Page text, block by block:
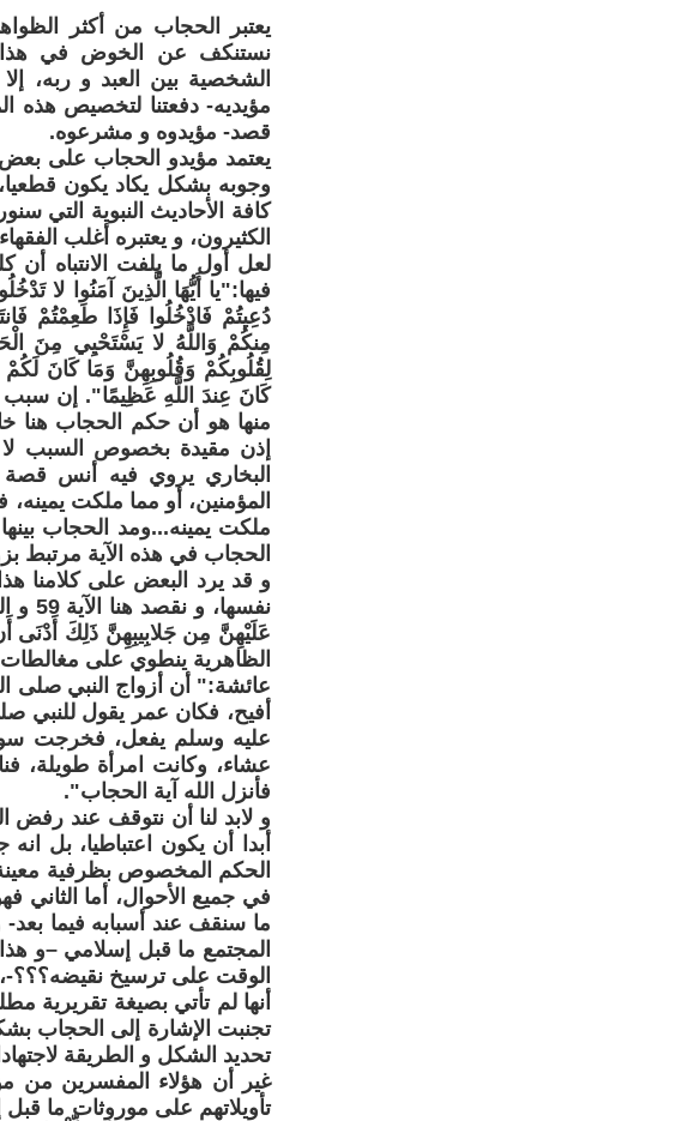
يعتبر الحجاب من أكثر
نستنكف عن الخوض في هذا
الشخصية بين العبد و ربه،
مؤيديه- دفعتنا لتخصيص هذه
قصد- مؤيدوه و مشرعوه.
يعتمد مؤيدو الحجاب على بعض
وجوبه بشكل يكاد يكون
كافة الأحاديث النبوية التي
الكثيرون، و يعتبره أغلب
فيها:"يا أَيُّهَا الَّذِينَ آمَنُوا لا
دُعِيتُمْ فَادْخُلُوا فَإِذَا طَعِمْتُمْ
مِنكُمْ وَاللَّهُ لا يَسْتَحْيِي مِنَ
لِقُلُوبِكُمْ وَقُلُوبِهِنَّ وَمَا كَانَ
كَانَ عِندَ اللَّهِ عَظِيمًا". إن سبب
منها هو أن حكم الحجاب هنا
إذن مقيدة بخصوص السبب
البخاري يروي فيه أنس
المؤمنين، أو مما ملكت
ملكت يمينه...ومد الحجاب
الحجاب في هذه الآية مرتبط
و قد يرد البعض على كلامنا
عَلَيْهِنَّ مِن جَلابِيبِهِنَّ ذَلِكَ أَدْنَى
الظاهرية ينطوي على
عائشة:" أن أزواج النبي صلى
أفيح، فكان عمر يقول للنبي
عليه وسلم يفعل، فخرجت
عشاء، وكانت امرأة طويلة،
فأنزل الله آية الحجاب".
و لابد لنا أن نتوقف عند رفض
أبدا أن يكون اعتباطيا، بل
الحكم المخصوص بظرفية
في جميع الأحوال، أما
ما سنقف عند أسبابه فيما
المجتمع ما قبل إسلامي –و
الوقت على ترسيخ نقيضه؟؟؟-
أنها لم تأتي بصيغة تقريرية
تجنبت الإشارة إلى الحجاب
تحديد الشكل و الطريقة
غير أن هؤلاء المفسرين من